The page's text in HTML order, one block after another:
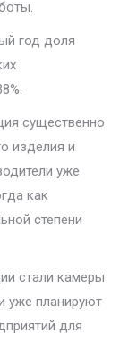
год доля
существенно
изделия и
уже
как
степени
стали камеры
уже планируют
для